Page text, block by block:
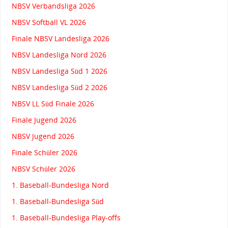
NBSV Verbandsliga 2026
NBSV Softball VL 2026
Finale NBSV Landesliga 2026
NBSV Landesliga Nord 2026
NBSV Landesliga Süd 1 2026
NBSV Landesliga Süd 2 2026
NBSV LL Süd Finale 2026
Finale Jugend 2026
NBSV Jugend 2026
Finale Schüler 2026
NBSV Schüler 2026
1. Baseball-Bundesliga Nord
1. Baseball-Bundesliga Süd
1. Baseball-Bundesliga Play-offs